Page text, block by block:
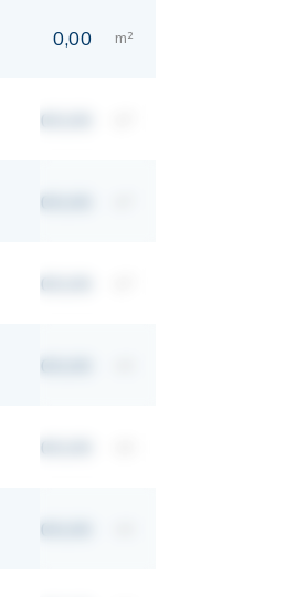
0,00 m²
00,00
00,00
00,00
00,00
00,00
00,00